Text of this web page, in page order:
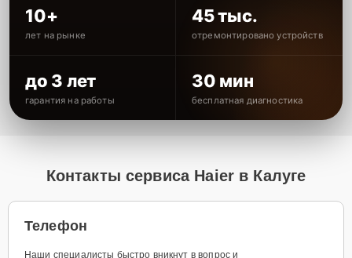
10+
лет на рынке
45 тыс.
отремонтировано устройств
до 3 лет
гарантия на работы
30 мин
бесплатная диагностика
Контакты сервиса Haier в Калуге
Телефон
Наши специалисты быстро вникнут в вопрос и